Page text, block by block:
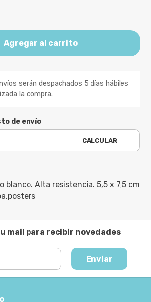
Agregar al carrito
serán despachados 5 días hábiles
la compra.
de envío
CALCULAR
blanco. Alta resistencia. 5,5 x 7,5 cm
mail para recibir novedades
Enviar